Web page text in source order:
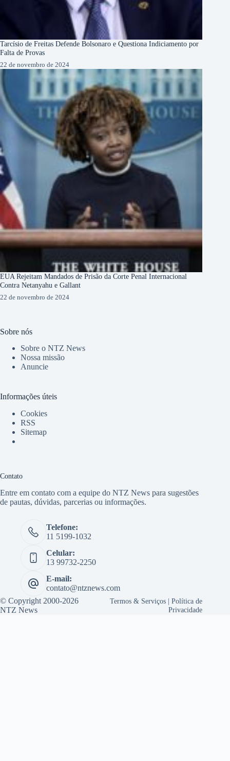
Tarcísio de Freitas Defende Bolsonaro e Questiona Indiciamento por
Falta de Provas
22 de novembro de 2024
EUA Rejeitam Mandados de Prisão da Corte Penal Internacional
Contra Netanyahu e Gallant
22 de novembro de 2024
Sobre nós
Sobre o NTZ News
Nossa missão
Anuncie
Informações úteis
Cookies
RSS
Sitemap
Contato
Entre em contato com a equipe do NTZ News para sugestões
de pautas, dúvidas, parcerias ou informações.
Telefone:
11 5199-1032
Celular:
13 99732-2250
E-mail:
contato@ntznews.com
© Copyright 2000-2026
NTZ News
Termos & Serviços |Política de
Privacidade